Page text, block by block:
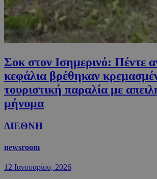
Σοκ στον Ισημερινό: Πέντε
κεφάλια βρέθηκαν
τουριστική παραλία με
μήνυμα
ΔΙΕΘΝΗ
newsroom
12 Ιανουαρίου, 2026